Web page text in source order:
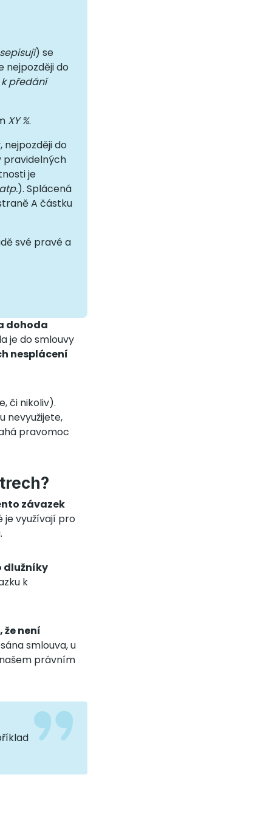
) se
nejpozději do
předání
XY %.
nejpozději do
pravidelných
je
). Splácená
A částku
své pravé a
dohoda
je do smlouvy
nesplácení
či nikoliv).
nevyužijete,
pravomoc
závazek
je využívají pro
dlužníky
k
že není
smlouva, u
právním